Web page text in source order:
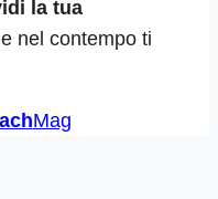
la tua
nel contempo ti
Mag